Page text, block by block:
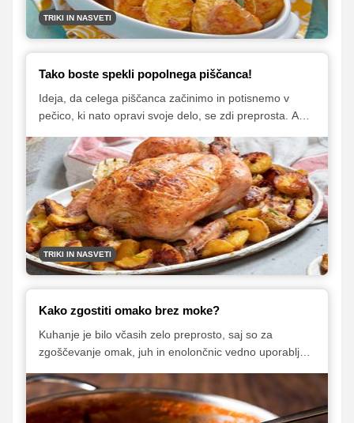
TRIKI IN NASVETI
Tako boste spekli popolnega piščanca!
Ideja, da celega piščanca začinimo in potisnemo v
pečico, ki nato opravi svoje delo, se zdi preprosta. A
premalo ali preveč zapečemo in ga izsušimo. Kako
torej poskrbeti, da bo piščanec vedno sočen in
okusen?
TRIKI IN NASVETI
Kako zgostiti omako brez moke?
Kuhanje je bilo včasih zelo preprosto, saj so za
zgoščevanje omak, juh in enolončnic vedno uporabljali
podmet ali prežganje ter jo pri zmerni temperaturi
kuhal še toliko časa, da se je primerno zgostila. V